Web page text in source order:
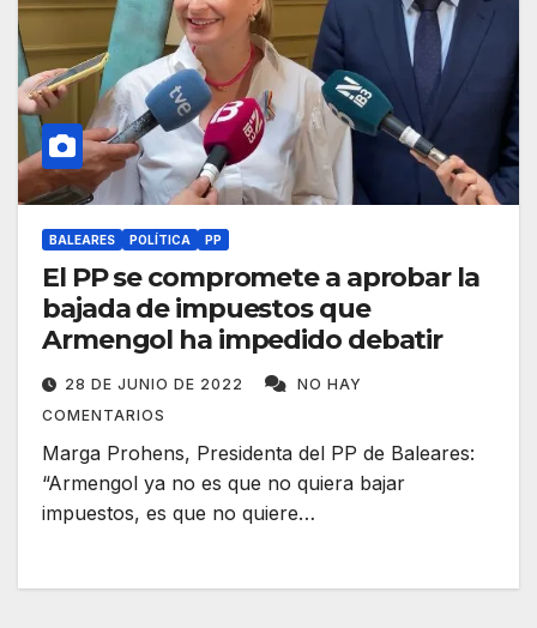
BALEARES POLÍTICA PP
El PP se compromete a aprobar la
bajada de impuestos que
Armengol ha impedido debatir
28 DE JUNIO DE 2022
NO HAY
COMENTARIOS
Marga Prohens, Presidenta del PP de Baleares:
“Armengol ya no es que no quiera bajar
impuestos, es que no quiere…